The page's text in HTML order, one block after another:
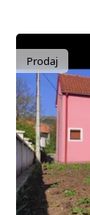
Prodaj